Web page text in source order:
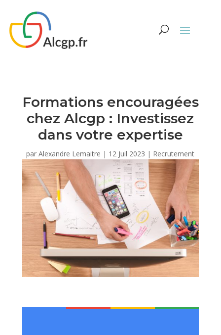
Formations encouragées
chez Alcgp : Investissez
dans votre expertise
parAlexandre Lemaitre | 12 Juil 2023 | Recrutement